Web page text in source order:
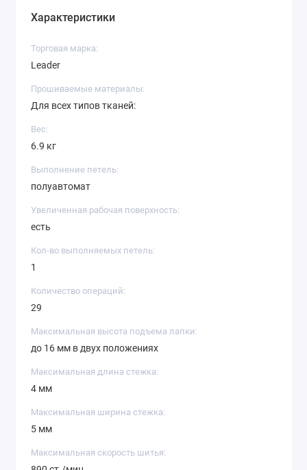
Характеристики
Торговая марка:
Leader
Прошиваемые материалы:
Для всех типов тканей:
Вес:
6.9 кг
Выполнение петель:
полуавтомат
Увеличенная рабочая поверхность:
есть
Кол-во выполняемых петель:
1
Количество операций:
29
Максимальная высота подъема лапки:
до 16 мм в двух положениях
Максимальная длина стежка:
4 мм
Максимальная ширина стежка:
5 мм
Максимальная скорость шитья: